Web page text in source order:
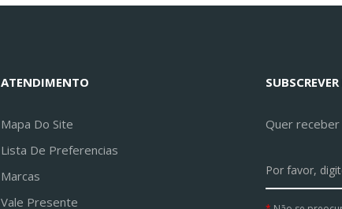
ATENDIMENTO
Mapa Do Site
Lista De Preferencias
Marcas
Vale Presente
Quer receber